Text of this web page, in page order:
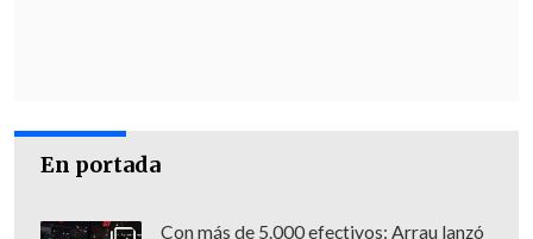
En portada
Con más de 5.000 efectivos: Arrau lanzó